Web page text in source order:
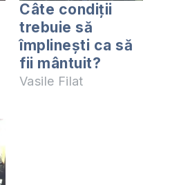
Câte condiții
trebuie să
împlinești ca să
fii mântuit?
Vasile Filat